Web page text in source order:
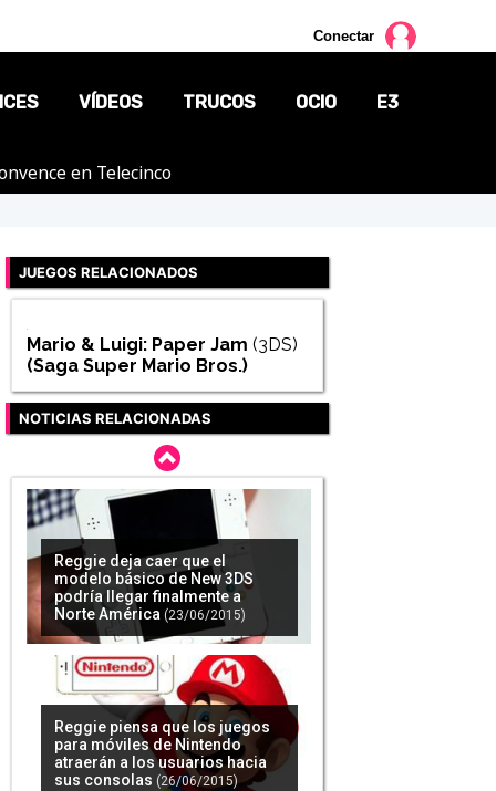
Conectar
VÍDEOS TRUCOS OCIO E3
en Telecinco
JUEGOS RELACIONADOS
Mario & Luigi: Paper Jam (3DS)
(Saga Super Mario Bros.)
NOTICIAS RELACIONADAS
Reggie deja caer que el
modelo básico de New 3DS
podría llegar finalmente a
Norte América (23/06/2015)
Reggie piensa que los juegos
para móviles de Nintendo
atraerán a los usuarios hacia
sus consolas (26/06/2015)